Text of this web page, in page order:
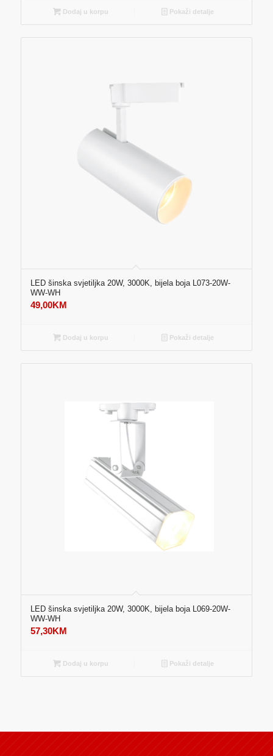
Dodaj u korpu Pokaži detalje
LED šinska svjetiljka 20W, 3000K, bijela boja L073-20W-
WW-WH
49,00KM
Dodaj u korpu Pokaži detalje
LED šinska svjetiljka 20W, 3000K, bijela boja L069-20W-
WW-WH
57,30KM
Dodaj u korpu Pokaži detalje